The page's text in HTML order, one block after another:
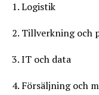
1. Logistik
2. Tillverkning och
3. IT och data
4. Försäljning och